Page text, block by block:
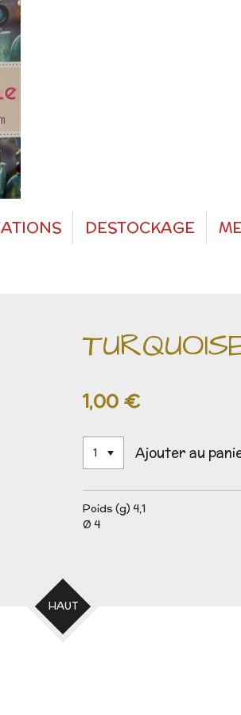
DESTOCKAGE
1,00 €
Ajouter au
Poids (g) 4,1
Ø 4
HAUT